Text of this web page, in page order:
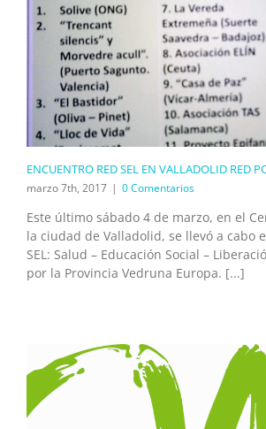
ENCUENTRO RED SEL EN VALLADOLID RED
marzo 7th, 2017 | 0 Comentarios
Este último sábado 4 de marzo, en el
la ciudad de Valladolid, se llevó a cabo
SEL: Salud – Educación Social –
por la Provincia Vedruna Europa. [...]